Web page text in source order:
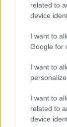
related to
device
I want to
Google for
I want to
I want to
related to
device
Obvestila
Anton na
pred 12 urami
Vuhred
pred 12 urami
Izklop
Izklop